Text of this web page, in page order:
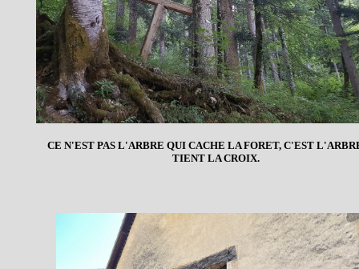
CE N'EST PAS L'ARBRE QUI CACHE LA FORET, C'EST
TIENT LA CROIX.